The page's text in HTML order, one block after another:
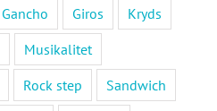
Gancho Giros
Kryds
Musikalitet
Rock step
Sandwich